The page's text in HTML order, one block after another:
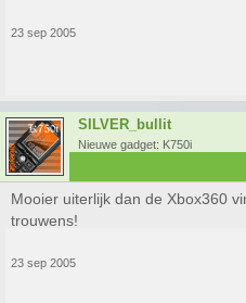
23 sep 2005
SILVER_bullit
Nieuwe gadget: K750i
Mooier uiterlijk dan de Xbox360
trouwens!
23 sep 2005